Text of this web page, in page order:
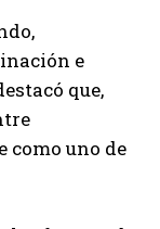
e
que,
como uno de